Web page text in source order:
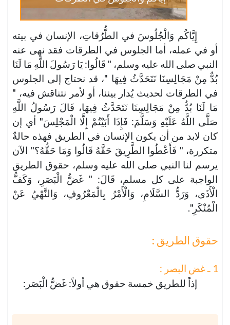
إِيَّاكُم وَالْجُلُوسَ في الطُّرُقاتِ، الإنسان في بيته
أو في عمله، أما الجلوس في الطرقات فقد نهى عنه
النبي صلى الله عليه وسلم، " قَالُوا: يَا رَسُولَ اللَّهِ مَا لَنَا
بُدٌّ مِنْ مَجَالِسِنَا نَتَحَدَّثُ فِيهَا "، قد نحتاج إلى الجلوس
في الطرقات لحديث يُدار بيننا، أو لأمر نتناقش فيه، "
مَا لَنَا بُدٌّ مِنْ مَجَالِسِنَا نَتَحَدَّثُ فِيهَا، قَالَ رَسُولُ اللَّهِ
صَلَّى اللَّهُ عَلَيْهِ وَسَلَّمَ: فَإِذَا أَبَيْتُمْ إِلَّا الْمَجْلِسَ" أي إن
كان لابد من أن يكون الإنسان في الطريق فهذه حالةٌ
متكررة، " فَأَعْطُوا الطَّرِيقَ حَقَّهُ قَالُوا وَمَا حَقُّهُ؟" الآن
يرسم لنا النبي صلى الله عليه وسلم، حقوق الطريق
الواجبة على كل مسلم، قَالَ: " غَضُّ الْبَصَرِ، وَكَفُّ
الْأَذَى، وَرَدُّ السَّلَامِ، وَالْأَمْرُ بِالْمَعْرُوفِ، وَالنَّهْيُ عَنْ
الْمُنْكَرِ".
حقوق الطريق :
1 ـ غض البصر :
إذاً للطريق خمسة حقوق هي أولاً: غَضُّ الْبَصَر: